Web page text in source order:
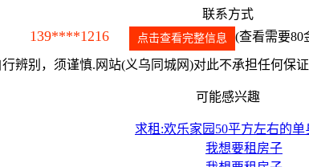
联系方式
139****1216 点击查看完整信息 (查看需要80
辨别，须谨慎.网站(义乌同城网)对此不承担任何保
可能感兴趣
求租:欢乐家园50平方左右的单
我想要租房子